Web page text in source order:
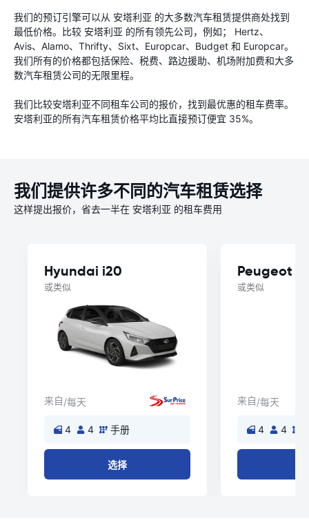
我们的预订引擎可以从 安塔利亚 的大多数汽车租赁提供商处找到
最低价格。比较 安塔利亚 的所有领先公司，例如； Hertz、
Avis、Alamo、Thrifty、Sixt、Europcar、Budget 和 Europcar。
我们所有的价格都包括保险、税费、路边援助、机场附加费和大多
数汽车租赁公司的无限里程。
我们比较安塔利亚不同租车公司的报价，找到最优惠的租车费率。
安塔利亚的所有汽车租赁价格平均比直接预订便宜 35%。
我们提供许多不同的汽车租赁选择
这样提出报价，省去一半在 安塔利亚 的租车费用
Hyundai i20
或类似
来自/每天
4 4 手册
选择
Peugeot
或类似
来自/每天
4 4